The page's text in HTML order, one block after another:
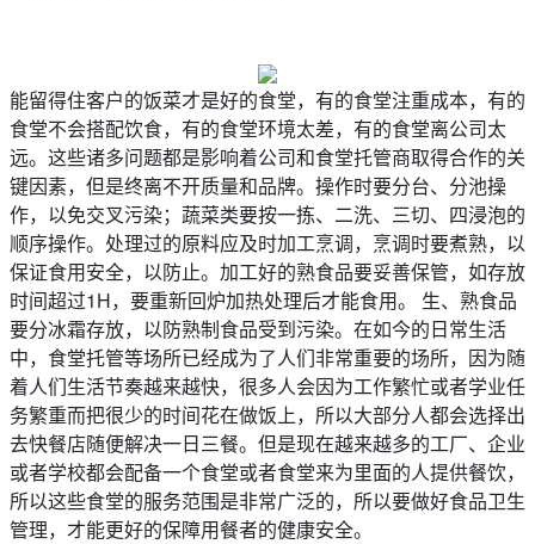
能留得住客户的饭菜才是好的食堂，有的食堂注重成本，有的
食堂不会搭配饮食，有的食堂环境太差，有的食堂离公司太
远。这些诸多问题都是影响着公司和食堂托管商取得合作的关
键因素，但是终离不开质量和品牌。操作时要分台、分池操
作，以免交叉污染；蔬菜类要按一拣、二洗、三切、四浸泡的
顺序操作。处理过的原料应及时加工烹调，烹调时要煮熟，以
保证食用安全，以防止。加工好的熟食品要妥善保管，如存放
时间超过1H，要重新回炉加热处理后才能食用。 生、熟食品
要分冰霜存放，以防熟制食品受到污染。在如今的日常生活
中，食堂托管等场所已经成为了人们非常重要的场所，因为随
着人们生活节奏越来越快，很多人会因为工作繁忙或者学业任
务繁重而把很少的时间花在做饭上，所以大部分人都会选择出
去快餐店随便解决一日三餐。但是现在越来越多的工厂、企业
或者学校都会配备一个食堂或者食堂来为里面的人提供餐饮，
所以这些食堂的服务范围是非常广泛的，所以要做好食品卫生
管理，才能更好的保障用餐者的健康安全。